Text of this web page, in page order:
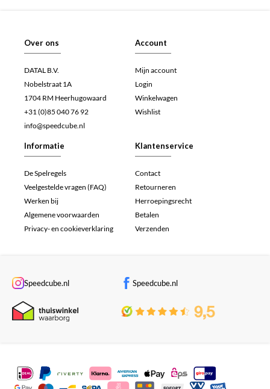
Over ons
DATAL B.V.
Nobelstraat 1A
1704 RM Heerhugowaard
+31 (0)85 040 76 92
info@speedcube.nl
Account
Mijn account
Login
Winkelwagen
Wishlist
Informatie
De Spelregels
Veelgestelde vragen (FAQ)
Werken bij
Algemene voorwaarden
Privacy- en cookieverklaring
Klantenservice
Contact
Retourneren
Herroepingsrecht
Betalen
Verzenden
Speedcube.nl Speedcube.nl